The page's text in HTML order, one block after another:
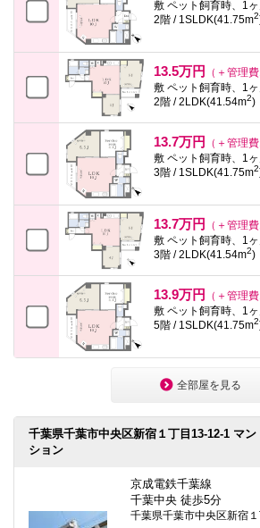
敷 ペット飼育時、1
2階 / 1SLDK(41.75m2
13.5万円
（＋管理
敷 ペット飼育時、1
2階 / 2LDK(41.54m2)
13.7万円
（＋管理
敷 ペット飼育時、1
3階 / 1SLDK(41.75m2
13.7万円
（＋管理
敷 ペット飼育時、1
3階 / 2LDK(41.54m2)
13.9万円
（＋管理
敷 ペット飼育時、1
5階 / 1SLDK(41.75m2
全部屋を見る
千葉県千葉市中央区新宿１丁目13-12-1 マン
ション
京成電鉄千葉線
千葉中央 徒歩5分
千葉県千葉市中央区新宿